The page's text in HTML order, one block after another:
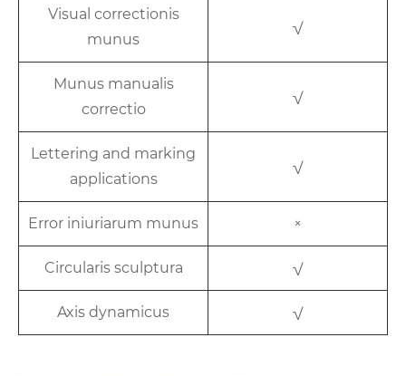
Visual correctionis
munus
√
Munus manualis
correctio
√
Lettering and marking
applications
√
Error iniuriarum munus ×
Circularis sculptura √
Axis dynamicus √